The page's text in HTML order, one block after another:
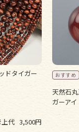
ドタイガー
代 3,500円
天然石
ガーア